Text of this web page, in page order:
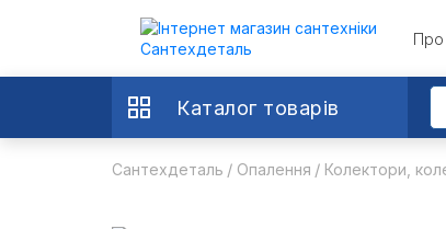
Про
Каталог товарів
Сантехдеталь Опалення Колектори,